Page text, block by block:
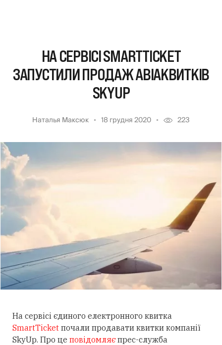
НА СЕРВІСІ SMARTTICKET
ЗАПУСТИЛИ ПРОДАЖ АВІАКВИТКІВ
SKYUP
Наталья Максюк 18 грудня 2020 223
На сервісі єдиного електронного квитка
SmartTicket почали продавати квитки компанії
SkyUp. Про це повідомляєпрес-служба